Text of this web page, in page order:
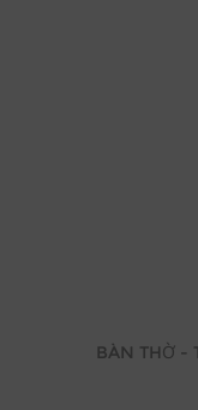
BÀN THỜ -